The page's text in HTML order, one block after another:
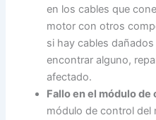
en los cables que
motor con otros
si hay cables
encontrar alguno,
afectado.
Fallo en el módulo
módulo de control del